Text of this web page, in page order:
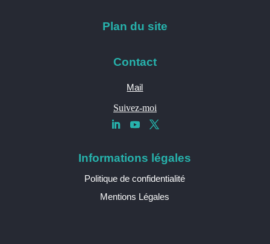
Plan du site
Contact
Mail
Suivez-moi
Informations légales
Politique de confidentialité
Mentions Légales